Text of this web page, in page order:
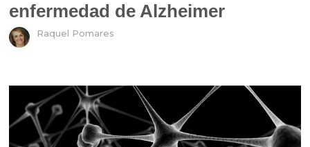
enfermedad de Alzheimer
Raquel Pomares